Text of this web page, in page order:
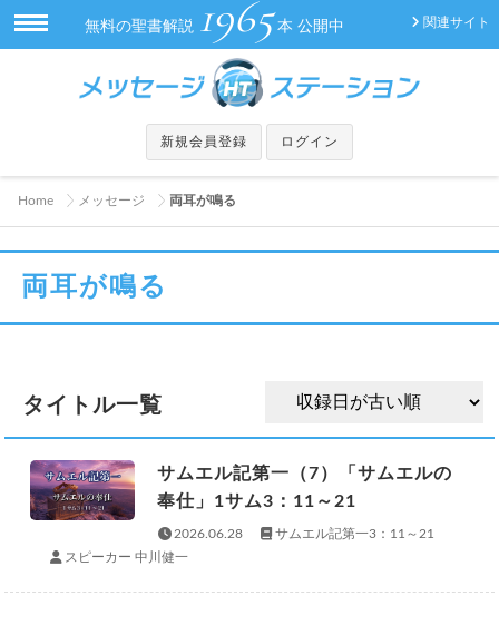
関連サイト
無料の聖書解説 1965 本 公開中
新規会員登録 ログイン
Home メッセージ 両耳が鳴る
両耳が鳴る
タイトル一覧
サムエル記第一（7）「サムエルの
奉仕」1サム3：11～21
2026.06.28
サムエル記第一3：11～21
スピーカー 中川健一